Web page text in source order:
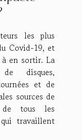
les plus
Covid-19, et
en sortir. La
disques,
et de
sources de
de tous les
travaillent